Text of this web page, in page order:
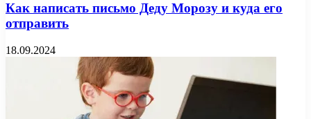
Как написать письмо Деду Морозу и куда его
отправить
18.09.2024